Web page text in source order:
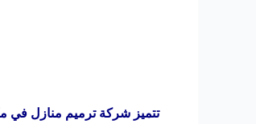
تتميز شركة ترميم منازل في